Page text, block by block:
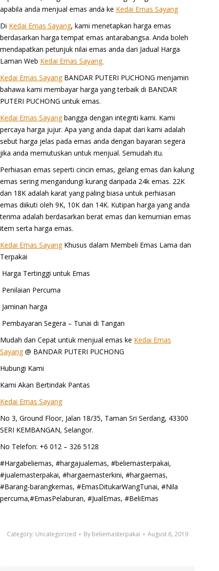
apabila anda menjual emas anda ke Kedai Emas Sayang
Di Kedai Emas Sayang, kami menetapkan harga emas
berdasarkan harga tempat emas antarabangsa. Anda boleh
mendapatkan petunjuk nilai emas anda dari Jadual Harga
Laman Web Kedai Emas Sayang.
Kedai Emas SayangBANDAR PUTERI PUCHONG menjamin
bahawa kami membayar harga yang terbaik di BANDAR
PUTERI PUCHONG untuk emas.
Kedai Emas Sayangbangga dengan integriti kami. Kami
percaya harga jujur. Apa yang anda dapat dari kami adalah
sebut harga jelas pada emas anda dengan bayaran segera
jika anda memutuskan untuk menjual. Semudah itu.
Perhiasan emas seperti cincin emas, gelang emas dan kalung
emas sering mengandungi kurang daripada 24k emas. 22K
dan 18K adalah karat yang paling biasa untuk perhiasan
emas diikuti oleh 9K, 10K dan 14K. Kutipan harga yang anda
terima adalah berdasarkan berat emas dan kemurnian emas
item serta harga emas.
Kedai Emas SayangKhusus dalam Membeli Emas Lama dan
Terpakai
Harga Tertinggi untuk Emas
Penilaian Percuma
Jaminan harga
Pembayaran Segera – Tunai di Tangan
Mudah dan Cepat untuk menjual emas ke Kedai Emas
Sayang@ BANDAR PUTERI PUCHONG
Hubungi Kami
Kami Akan Bertindak Pantas
Kedai Emas Sayang
No 3, Ground Floor, Jalan 18/35, Taman Sri Serdang, 43300
SERI KEMBANGAN, Selangor.
No Telefon: +6 012 – 326 5128
#Hargabeliemas, #hargajualemas, #beliemasterpakai,
#jualemasterpakai, #hargaemasterkini, #hargaemas,
#Barang-barangkemas, #EmasDitukarWangTunai, #Nila
percuma,#EmasPelaburan, #JualEmas, #BeliEmas
Category: Uncategorized By beliemasterpakai August 6, 2019